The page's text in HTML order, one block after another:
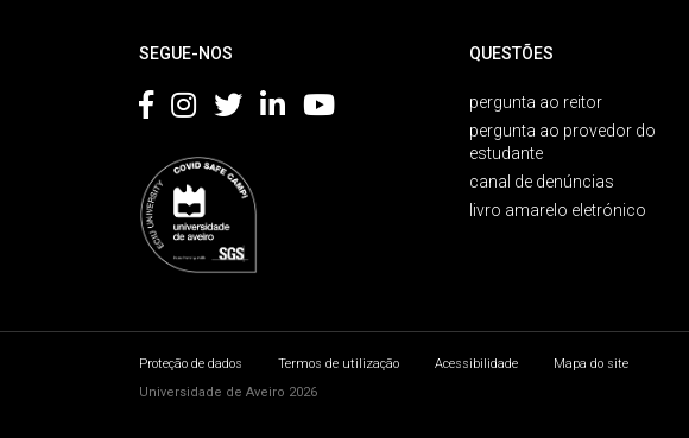
SEGUE-NOS QUESTÕES
pergunta ao reitor
pergunta ao provedor do
estudante
canal de denúncias
livro amarelo eletrónico
Proteção de dados Termos de utilização Acessibilidade
Mapa do site
Universidade de Aveiro 2026